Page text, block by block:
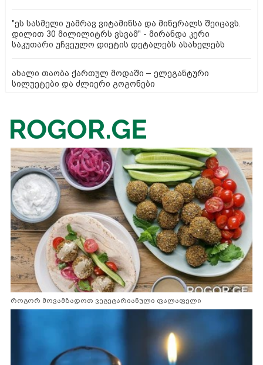
"ეს სასმელი უამრავ ვიტამინსა და მინერალს შეიცავს.
დილით 30 მილილიტრს ვსვამ" - მირანდა კერი
საკუთარი უჩვეულო დიეტის დეტალებს ასახელებს
ახალი თაობა ქართულ მოდაში – ელეგანტური
სილუეტები და ძლიერი გოგონები
როგორ მოვამზადოთ ვეგეტარიანული ფალაფელი